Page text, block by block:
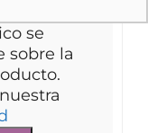
se
sobre la